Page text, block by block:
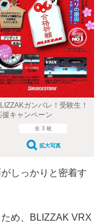
ガンバレ！受験生！
援キャンペーン
全 3 枚
拡大写真
しっかりと密着す
め、BLIZZAK VRX